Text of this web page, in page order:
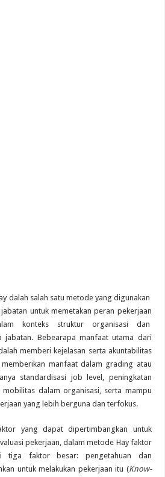
dalah salah satu metode yang digunakan
untuk memetakan peran pekerjaan
konteks struktur organisasi dan
jabatan. Bebearapa manfaat utama dari
memberi kejelasan serta akuntabilitas
manfaat dalam grading atau
standardisasi job level, peningkatan
mobilitas dalam organisasi, serta mampu
yang lebih berguna dan terfokus.
yang dapat dipertimbangkan untuk
pekerjaan, dalam metode Hay faktor
tiga faktor besar: pengetahuan dan
untuk melakukan pekerjaan itu (Know-